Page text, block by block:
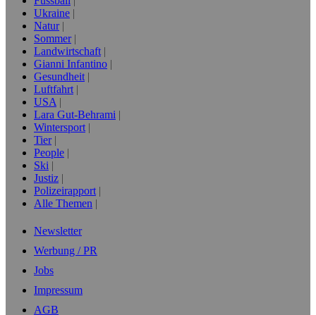
Ukraine
Natur
Sommer
Landwirtschaft
Gianni Infantino
Gesundheit
Luftfahrt
USA
Lara Gut-Behrami
Wintersport
Tier
People
Ski
Justiz
Polizeirapport
Alle Themen
Newsletter
Werbung / PR
Jobs
Impressum
AGB